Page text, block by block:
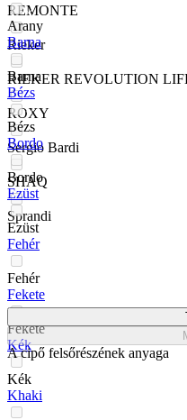
REMONTE
Rieker
RIEKER REVOLUTION
ROXY
Sergio Bardi
SHAQ
Sprandi
Arany
Barna
Barna
Bézs
Bézs
Bordo
Bordo
Ezüst
Ezüst
Fehér
Fehér
Fekete
Fekete
Kék
Kék
Khaki
A cipő felsőrészének anyaga